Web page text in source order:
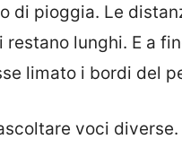
di pioggia. Le
lunghi. E a
limato i bordi del
voci diverse.